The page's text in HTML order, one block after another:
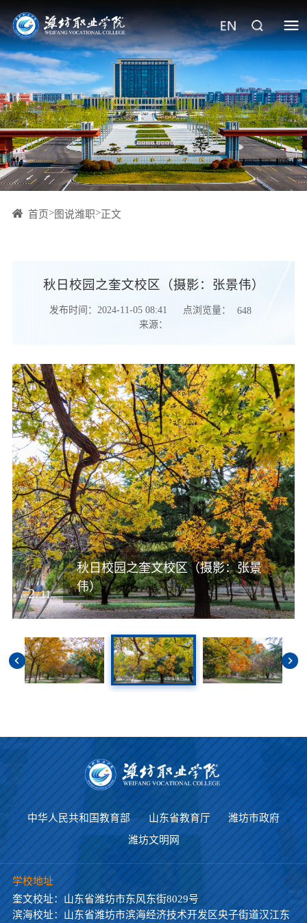
首页>图说潍职>正文
秋日校园之奎文校区（摄影：张景伟）
发布时间：2024-11-05 08:41 点浏览量：
648
来源：
秋日校园之奎文校区（摄影：张景
伟）
2/11
中华人民共和国教育部 山东省教育厅
潍坊市政府
潍坊文明网
学校地址
奎文校址：山东省潍坊市东风东街8029号
滨海校址：山东省潍坊市滨海经济技术开发区央子街道汉江东